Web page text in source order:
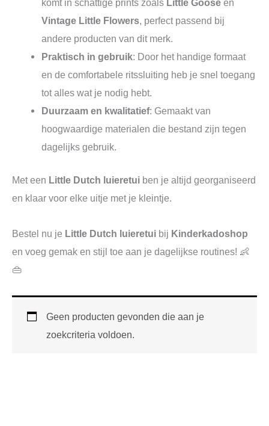
komt in schattige prints zoals Little Goose en
Vintage Little Flowers, perfect passend bij
andere producten van dit merk.
Praktisch in gebruik: Door het handige formaat
en de comfortabele ritssluiting heb je snel toegang
tot alles wat je nodig hebt.
Duurzaam en kwalitatief: Gemaakt van
hoogwaardige materialen die bestand zijn tegen
dagelijks gebruik.
Met een Little Dutch luieretui ben je altijd georganiseerd
en klaar voor elke uitje met je kleintje.
Bestel nu je Little Dutch luieretui bij Kinderkadoshop
en voeg gemak en stijl toe aan je dagelijkse routines! 👶
👜
Geen producten gevonden die aan je
zoekcriteria voldoen.